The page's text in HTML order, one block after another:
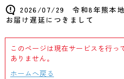
2026/07/29 令和8年熊本地
お届け遅延につきまして
このページは現在サービスを行っ
ありません。
ホームへ戻る